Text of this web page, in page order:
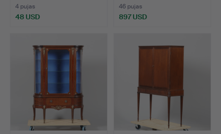
4 pujas
48 USD
46 pujas
897 USD